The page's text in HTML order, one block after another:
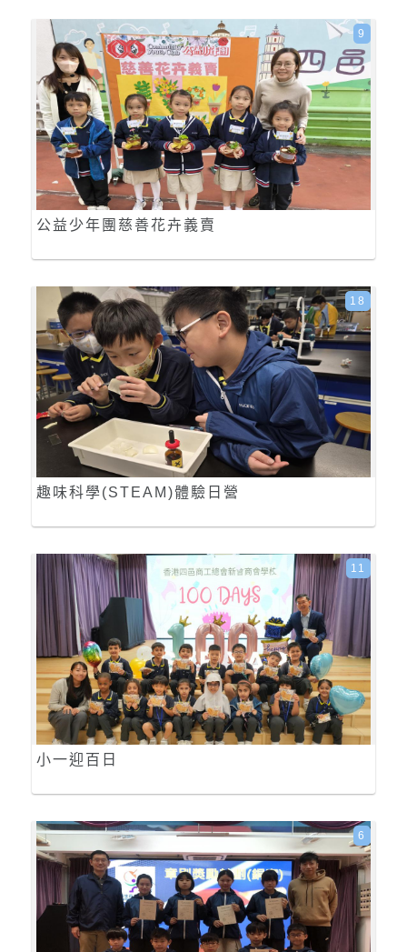
公益少年團慈善花卉義賣
9
趣味科學(STEAM)體驗日營
18
小一迎百日
11
6